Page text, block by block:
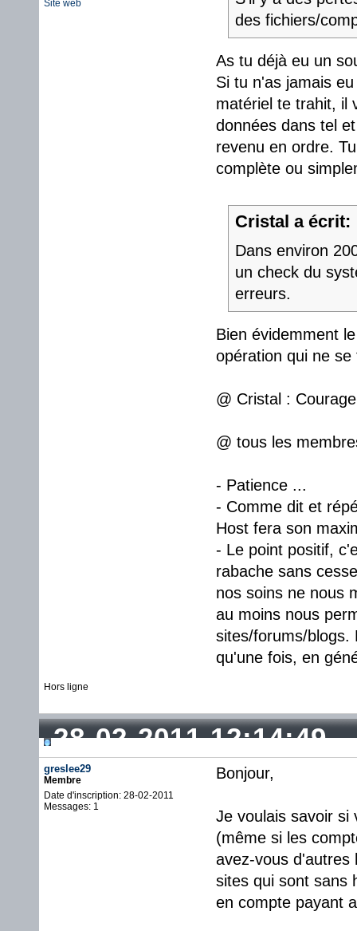
Site web
des fichiers/
As tu déjà eu un
Si tu n'as jamais
matériel te trahit, il
données dans tel
revenu en ordre.
complète ou
Cristal a écrit:
Dans environ
un check du
erreurs.
Bien évidemment
opération qui ne
@ Cristal :
@ tous les
- Patience ...
- Comme dit et
Host fera son
- Le point positif,
rabache sans
nos soins ne nous
au moins nous
sites/forums/blogs.
qu'une fois, en
Hors ligne
28-02-2011 12:14:49
greslee29
Membre
Date d'inscription: 28-02-2011
Messages: 1
Bonjour,
Je voulais savoir si
(même si les
avez-vous d'autres
sites qui sont sans
en compte payant